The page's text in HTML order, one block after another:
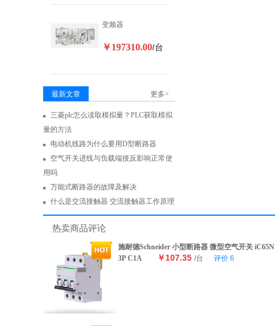
变频器
￥197310.00/台
最新文章 更多>
三菱plc怎么读取模拟量？PLC获取模拟
量的方法
电动机线路为什么要用D型断路器
空气开关进线与负载端接反影响正常使
用吗
万能式断路器的故障及解决
什么是交流接触器 交流接触器工作原理
热卖商品评论
施耐德Schneider 小型断路器 微型空气开关 iC65N
3P C1A
￥107.35 /台 评价 6